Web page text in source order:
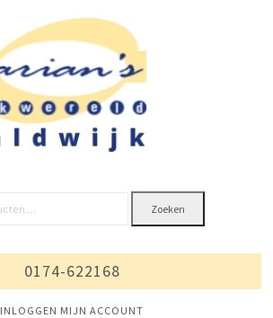
Zoeken
0174-622168
INLOGGEN MIJN ACCOUNT